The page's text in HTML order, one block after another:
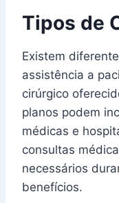
Tipos de
Existem
assistência a
cirúrgico
planos podem
médicas e
consultas
necessários
benefícios.